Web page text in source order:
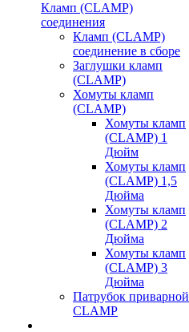
Кламп (CLAMP)
соединения
Кламп (CLAMP)
соединение в сборе
Заглушки кламп
(CLAMP)
Хомуты кламп
(CLAMP)
Хомуты кламп
(CLAMP) 1
Дюйм
Хомуты кламп
(CLAMP) 1,5
Дюйма
Хомуты кламп
(CLAMP) 2
Дюйма
Хомуты кламп
(CLAMP) 3
Дюйма
Патрубок приварной
CLAMP